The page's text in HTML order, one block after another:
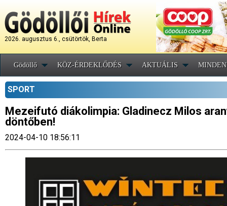
2026. augusztus 6., csütörtök, Berta
Gödöllő KÖZ-ÉRDEKLŐDÉS AKTUÁLIS
SPORT
Mezeifutó diákolimpia: Gladinecz Milos
döntőben!
2024-04-10 18:56:11